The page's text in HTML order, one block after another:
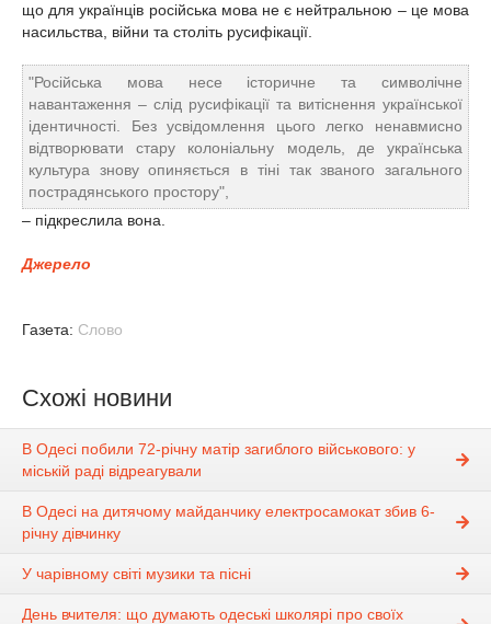
що для українців російська мова не є нейтральною – це мова
насильства, війни та століть русифікації.
"Російська мова несе історичне та символічне
навантаження – слід русифікації та витіснення української
ідентичності. Без усвідомлення цього легко ненавмисно
відтворювати стару колоніальну модель, де українська
культура знову опиняється в тіні так званого загального
пострадянського простору",
– підкреслила вона.
Джерело
Газета: Слово
Схожі новини
В Одесі побили 72-річну матір загиблого військового: у
міській раді відреагували
В Одесі на дитячому майданчику електросамокат збив 6-
річну дівчинку
У чарівному світі музики та пісні
День вчителя: що думають одеські школярі про своїх